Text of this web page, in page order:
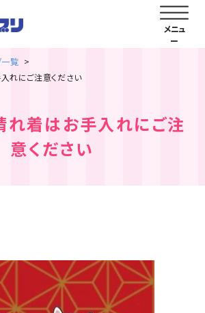
一覧
れにご注意ください
れ着はお手入れにご注
意ください